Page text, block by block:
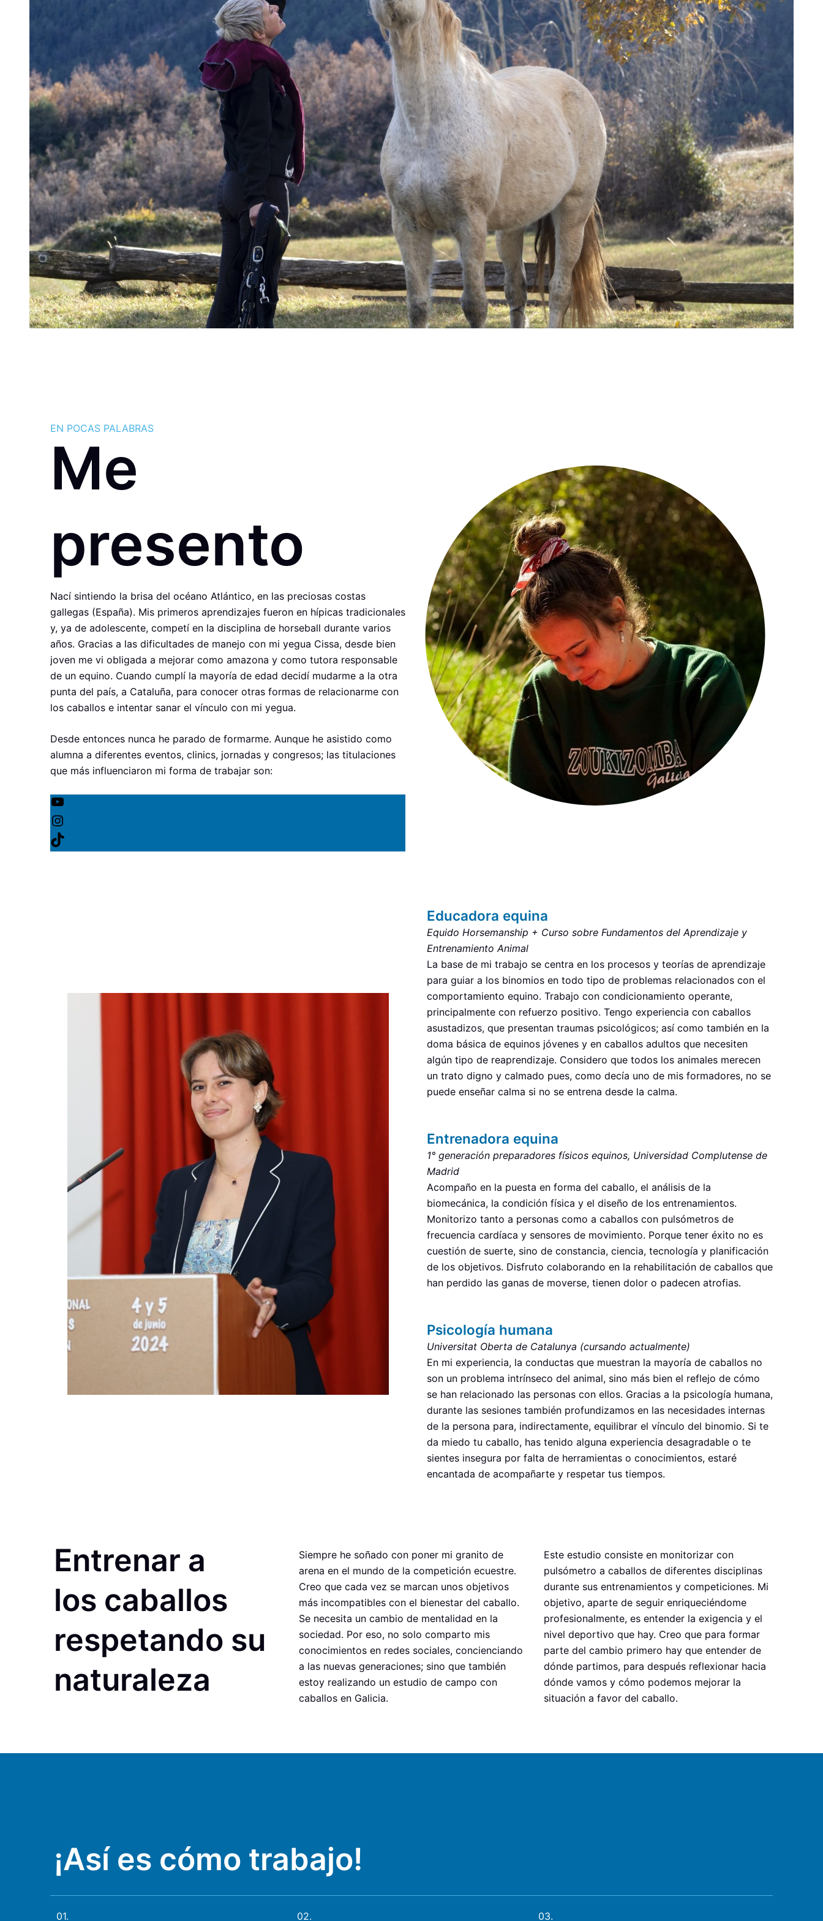
EN POCAS PALABRAS
Me
presento
Nací sintiendo la brisa del océano Atlántico, en las preciosas costas
gallegas (España). Mis primeros aprendizajes fueron en hípicas tradicionales
y, ya de adolescente, competí en la disciplina de horseball durante varios
años. Gracias a las dificultades de manejo con mi yegua Cissa, desde bien
joven me vi obligada a mejorar como amazona y como tutora responsable
de un equino. Cuando cumplí la mayoría de edad decidí mudarme a la otra
punta del país, a Cataluña, para conocer otras formas de relacionarme con
los caballos e intentar sanar el vínculo con mi yegua.
Desde entonces nunca he parado de formarme. Aunque he asistido como
alumna a diferentes eventos, clinics, jornadas y congresos; las titulaciones
que más influenciaron mi forma de trabajar son:
Educadora equina
Equido Horsemanship + Curso sobre Fundamentos del Aprendizaje y
Entrenamiento Animal
La base de mi trabajo se centra en los procesos y teorías de aprendizaje
para guiar a los binomios en todo tipo de problemas relacionados con el
comportamiento equino. Trabajo con condicionamiento operante,
principalmente con refuerzo positivo. Tengo experiencia con caballos
asustadizos, que presentan traumas psicológicos; así como también en la
doma básica de equinos jóvenes y en caballos adultos que necesiten
algún tipo de reaprendizaje. Considero que todos los animales merecen
un trato digno y calmado pues, como decía uno de mis formadores, no se
puede enseñar calma si no se entrena desde la calma.
Entrenadora equina
1° generación preparadores físicos equinos, Universidad Complutense de
Madrid
Acompaño en la puesta en forma del caballo, el análisis de la
biomecánica, la condición física y el diseño de los entrenamientos.
Monitorizo tanto a personas como a caballos con pulsómetros de
frecuencia cardíaca y sensores de movimiento. Porque tener éxito no es
cuestión de suerte, sino de constancia, ciencia, tecnología y planificación
de los objetivos. Disfruto colaborando en la rehabilitación de caballos que
han perdido las ganas de moverse, tienen dolor o padecen atrofias.
Psicología humana
Universitat Oberta de Catalunya (cursando actualmente)
En mi experiencia, la conductas que muestran la mayoría de caballos no
son un problema intrínseco del animal, sino más bien el reflejo de cómo
se han relacionado las personas con ellos. Gracias a la psicología humana,
durante las sesiones también profundizamos en las necesidades internas
de la persona para, indirectamente, equilibrar el vínculo del binomio. Si te
da miedo tu caballo, has tenido alguna experiencia desagradable o te
sientes insegura por falta de herramientas o conocimientos, estaré
encantada de acompañarte y respetar tus tiempos.
Entrenar a
los caballos
respetando su
naturaleza
Siempre he soñado con poner mi granito de
arena en el mundo de la competición ecuestre.
Creo que cada vez se marcan unos objetivos
más incompatibles con el bienestar del caballo.
Se necesita un cambio de mentalidad en la
sociedad. Por eso, no solo comparto mis
conocimientos en redes sociales, concienciando
a las nuevas generaciones; sino que también
estoy realizando un estudio de campo con
caballos en Galicia.
Este estudio consiste en monitorizar con
pulsómetro a caballos de diferentes disciplinas
durante sus entrenamientos y competiciones. Mi
objetivo, aparte de seguir enriqueciéndome
profesionalmente, es entender la exigencia y el
nivel deportivo que hay. Creo que para formar
parte del cambio primero hay que entender de
dónde partimos, para después reflexionar hacia
dónde vamos y cómo podemos mejorar la
situación a favor del caballo.
¡Así es cómo trabajo!
01. 02. 03.